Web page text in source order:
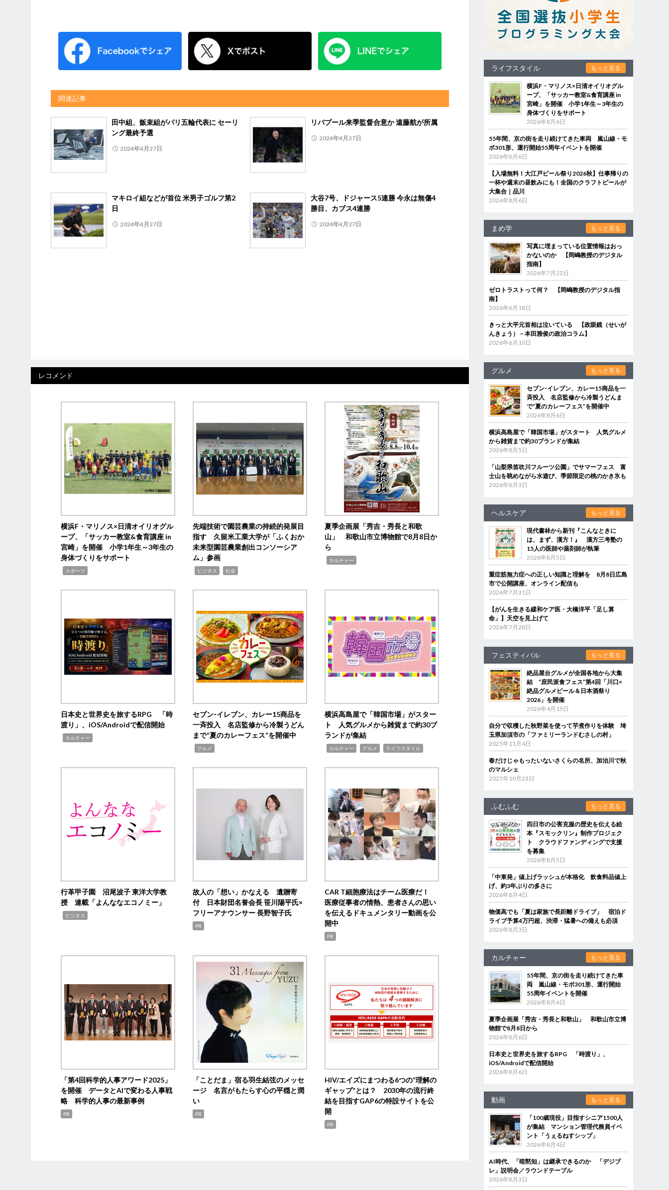
関連記事
田中組、飯束組がパリ五輪代表に セーリ
ング最終予選
2024年4月27日
リバプール来季監督合意か 遠藤航が所属
2024年4月27日
マキロイ組などが首位 米男子ゴルフ第2
日
2024年4月27日
大谷7号、ドジャース5連勝 今永は無傷4
勝目、カブス4連勝
2024年4月27日
レコメンド
横浜F・マリノス×日清オイリオグル
ープ、「サッカー教室&食育講座 in
宮崎」を開催 小学1年生～3年生の
身体づくりをサポート
スポーツ
先端技術で園芸農業の持続的発展目
指す 久留米工業大学が「ふくおか
未来型園芸農業創出コンソーシア
ム」参画
ビジネス 社会
夏季企画展「秀吉・秀長と和歌
山」 和歌山市立博物館で8月8日か
ら
カルチャー
日本史と世界史を旅するRPG 「時
渡り」、iOS/Androidで配信開始
カルチャー
セブン‐イレブン、カレー15商品を
一斉投入 名店監修から冷製うどん
まで“夏のカレーフェス”を開催中
グルメ
横浜高島屋で「韓国市場」がスター
ト 人気グルメから雑貨まで約30ブ
ランドが集結
カルチャー グルメ ライフスタイル
行革甲子園 沼尾波子 東洋大学教
授 連載「よんななエコノミー」
ビジネス
故人の「想い」かなえる 遺贈寄
付 日本財団名誉会長 笹川陽平氏×
フリーアナウンサー 長野智子氏
PR
CAR T細胞療法はチーム医療だ！
医療従事者の情熱、患者さんの思い
を伝えるドキュメンタリー動画を公
開中
PR
「第4回科学的人事アワード2025」
を開催 データとAIで変わる人事戦
略 科学的人事の最新事例
PR
「ことだま」宿る羽生結弦のメッセ
ージ 名言がもたらす心の平穏と潤
い
PR
HIV/エイズにまつわる6つの“理解の
ギャップ”とは？ 2030年の流行終
結を目指すGAP6の特設サイトを公
開
PR
ライフスタイル もっと見る
横浜F・マリノス×日清オイリオグル
ープ、「サッカー教室&食育講座 in
宮崎」を開催 小学1年生～3年生の
身体づくりをサポート
2026年8月6日
55年間、京の街を走り続けてきた車両 嵐山線・モ
ボ301形、運行開始55周年イベントを開催
2026年8月6日
【入場無料！大江戸ビール祭り2026秋】仕事帰りの
一杯や週末の昼飲みにも！全国のクラフトビールが
大集合｜品川
2026年8月6日
まめ学 もっと見る
写真に埋まっている位置情報はおっ
かないのか 【岡嶋教授のデジタル
指南】
2026年7月22日
ゼロトラストって何？ 【岡嶋教授のデジタル指
南】
2026年6月18日
きっと大平元首相は泣いている 【政眼鏡（せいが
んきょう）－本田雅俊の政治コラム】
2026年6月10日
グルメ もっと見る
セブン‐イレブン、カレー15商品を一
斉投入 名店監修から冷製うどんま
で“夏のカレーフェス”を開催中
2026年8月6日
横浜高島屋で「韓国市場」がスタート 人気グルメ
から雑貨まで約30ブランドが集結
2026年8月5日
「山梨県笛吹川フルーツ公園」でサマーフェス 富
士山を眺めながら水遊び、季節限定の桃のかき氷も
2026年8月3日
ヘルスケア もっと見る
現代書林から新刊『こんなときに
は、まず、漢方！』 漢方三考塾の
15人の医師や薬剤師が執筆
2026年8月5日
重症筋無力症への正しい知識と理解を 8月8日広島
市で公開講座、オンライン配信も
2026年7月31日
【がんを生きる緩和ケア医・大橋洋平「足し算
命」】天空を見上げて
2026年7月28日
フェスティバル もっと見る
絶品屋台グルメが全国各地から大集
結 “庶民派食フェス”第4回「川口×
絶品グルメビール＆日本酒祭り
2026」を開催
2026年4月15日
自分で収穫した秋野菜を使って芋煮作りを体験 埼
玉県加須市の「ファミリーランドむさしの村」
2025年11月4日
春だけじゃもったいないさくらの名所、加治川で秋
のマルシェ
2025年10月23日
ふむふむ もっと見る
四日市の公害克服の歴史を伝える絵
本『スモックリン』制作プロジェク
ト クラウドファンディングで支援
を募集
2026年8月5日
「中東発」値上げラッシュが本格化 飲食料品値上
げ、約3年ぶりの多さに
2026年8月4日
物価高でも「夏は家族で長距離ドライブ」 宿泊ド
ライブ予算4万円超、渋滞・猛暑への備えも必須
2026年8月3日
カルチャー もっと見る
55年間、京の街を走り続けてきた車
両 嵐山線・モボ301形、運行開始
55周年イベントを開催
2026年8月6日
夏季企画展「秀吉・秀長と和歌山」 和歌山市立博
物館で8月8日から
2026年8月6日
日本史と世界史を旅するRPG 「時渡り」、
iOS/Androidで配信開始
2026年8月6日
動画 もっと見る
「100歳現役」目指すシニア1500人
が集結 マンション管理代務員イベ
ント「うぇるねすシップ」
2026年8月4日
AI時代、「暗黙知」は継承できるのか 「デジブ
レ」説明会／ラウンドテーブル
2026年8月3日